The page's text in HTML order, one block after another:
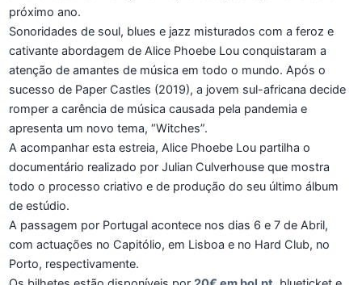
próximo ano.
Sonoridades de soul, blues e jazz misturados com a feroz e
cativante abordagem de Alice Phoebe Lou conquistaram a
atenção de amantes de música em todo o mundo. Após o
sucesso de Paper Castles (2019), a jovem sul-africana decide
romper a carência de música causada pela pandemia e
apresenta um novo tema, “Witches”.
A acompanhar esta estreia, Alice Phoebe Lou partilha o
documentário realizado por Julian Culverhouse que mostra
todo o processo criativo e de produção do seu último álbum
de estúdio.
A passagem por Portugal acontece nos dias 6 e 7 de Abril,
com actuações no Capitólio, em Lisboa e no Hard Club, no
Porto, respectivamente.